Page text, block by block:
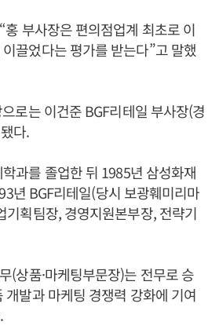
홍 부사장은 편의점업계 최초로 이
끌었다는 평가를 받는다”고 말했
로는 이건준 BGF리테일 부사장(경
다.
과를 졸업한 뒤 1985년 삼성화재
년 BGF리테일(당시 보광훼미리마
기획팀장, 경영지원본부장, 전략기
(상품·마케팅부문장)는 전무로 승
개발과 마케팅 경쟁력 강화에 기여